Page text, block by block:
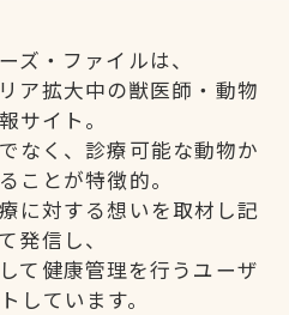
ズ・ファイルは、
ア拡大中の獣医師・動物
サイト。
なく、診療可能な動物か
ことが特徴的。
に対する想いを取材し記
発信し、
て健康管理を行うユーザ
しています。